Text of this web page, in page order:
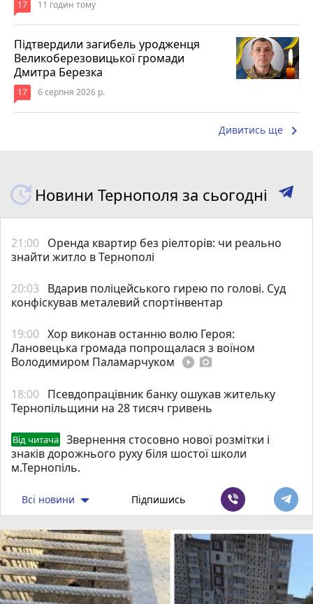
17 11 годин тому
Підтвердили загибель уродженця
Великоберезовицької громади
Дмитра Березка
17 6 серпня 2026 р.
Дивитись ще keyboard_arrow_right
Новини Тернополя за сьогодні
21:00 Оренда квартир без ріелторів: чи реально
знайти житло в Тернополі
20:03
Вдарив поліцейського гирею по голові. Суд
конфіскував металевий спортінвентар
19:00 Хор виконав останню волю Героя:
Лановецька громада попрощалася з воїном
Володимиром Паламарчуком play_circle_filled photo_camera
18:00 Псевдопрацівник банку ошукав жительку
Тернопільщини на 28 тисяч гривень
Від читача
Звернення стосовно нової розмітки і
знаків дорожнього руху біля шостої школи
м.Тернопіль.
Всі новини Підпишись